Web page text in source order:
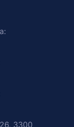
3300